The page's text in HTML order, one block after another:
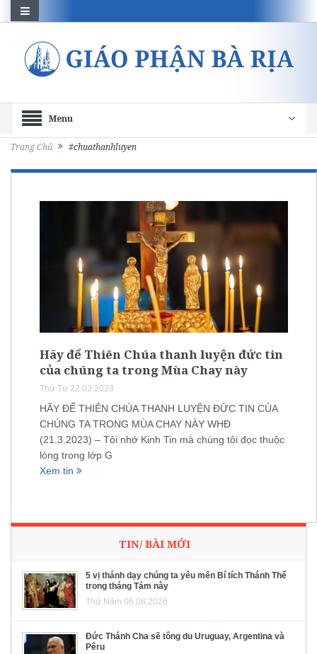
Menu
Trang Chủ #chuathanhluyen
Hãy để Thiên Chúa thanh luyện đức tin
của chúng ta trong Mùa Chay này
Thứ Tư 22.03.2023
HÃY ĐỂ THIÊN CHÚA THANH LUYỆN ĐỨC TIN CỦA
CHÚNG TA TRONG MÙA CHAY NÀY WHĐ
(21.3.2023) – Tôi nhớ Kinh Tin mà chúng tôi đọc thuộc
lòng trong lớp G
Xem tin
TIN/ BÀI MỚI
5 vị thánh dạy chúng ta yêu mến Bí tích Thánh Thể
trong tháng Tám này
Thứ Năm 06.08.2026
Đức Thánh Cha sẽ tông du Uruguay, Argentina và
Pêru